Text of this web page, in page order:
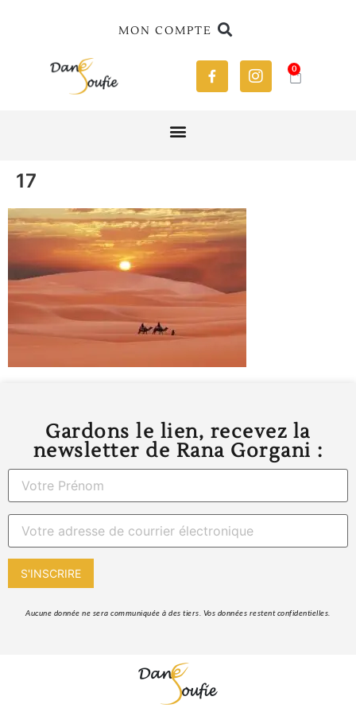
MON COMPTE
0
17
Gardons le lien, recevez la
newsletter de Rana Gorgani :